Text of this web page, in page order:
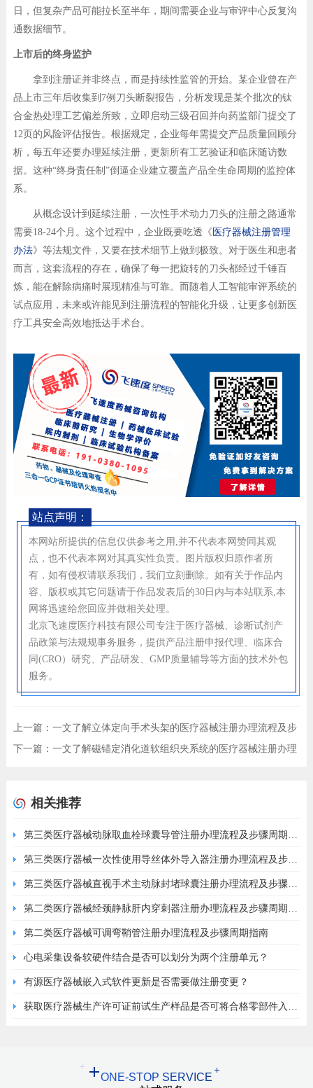
日，但复杂产品可能拉长至半年，期间需要企业与审评中心反复沟
通数据细节。
​上市后的终身监护
拿到注册证并非终点，而是持续性监管的开始。某企业曾在产
品上市三年后收集到7例刀头断裂报告，分析发现是某个批次的钛
合金热处理工艺偏差所致，立即启动三级召回并向药监部门提交了
12页的风险评估报告。根据规定，企业每年需提交产品质量回顾分
析，每五年还要办理延续注册，更新所有工艺验证和临床随访数
据。这种“终身责任制”倒逼企业建立覆盖产品全生命周期的监控体
系。
从概念设计到延续注册，一次性手术动力刀头的注册之路通常
需要18-24个月。这个过程中，企业既要吃透《 医疗器械注册管理
办法》等法规文件，又要在技术细节上做到极致。对于医生和患者
而言，这套流程的存在，确保了每一把旋转的刀头都经过千锤百
炼，能在解除病痛时展现精准与可靠。而随着人工智能审评系统的
试点应用，未来或许能见到注册流程的智能化升级，让更多创新医
疗工具安全高效地抵达手术台。
站点声明：
本网站所提供的信息仅供参考之用,并不代表本网赞同其观
点，也不代表本网对其真实性负责。图片版权归原作者所
有，如有侵权请联系我们，我们立刻删除。如有关于作品内
容、版权或其它问题请于作品发表后的30日内与本站联系,本
网将迅速给您回应并做相关处理。
北京飞速度医疗科技有限公司专注于医疗器械、诊断试剂产
品政策与法规规事务服务，提供产品注册申报代理、临床合
同(CRO）研究、产品研发、GMP质量辅导等方面的技术外包
服务。
上一篇： 一文了解立体定向手术头架的医疗器械注册办理流程及步
骤
下一篇： 一文了解磁锚定消化道软组织夹系统的医疗器械注册办理
相关推荐
第三类医疗器械动脉取血栓球囊导管注册办理流程及步骤周期指
南
第三类医疗器械一次性使用导丝体外导入器注册办理流程及步骤
周期指南
第三类医疗器械直视手术主动脉封堵球囊注册办理流程及步骤周
期指南
第二类医疗器械经颈静脉肝内穿刺器注册办理流程及步骤周期指
南
第二类医疗器械可调弯鞘管注册办理流程及步骤周期指南
心电采集设备软硬件结合是否可以划分为两个注册单元？
有源医疗器械嵌入式软件更新是否需要做注册变更？
获取医疗器械生产许可证前试生产样品是否可将合格零部件入原
ONE-STOP SERVICE